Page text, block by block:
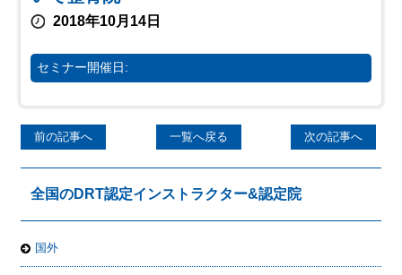
2018年10月14日
セミナー開催日:
前の記事へ 一覧へ戻る 次の記事へ
全国のDRT認定インストラクター&認定院
国外